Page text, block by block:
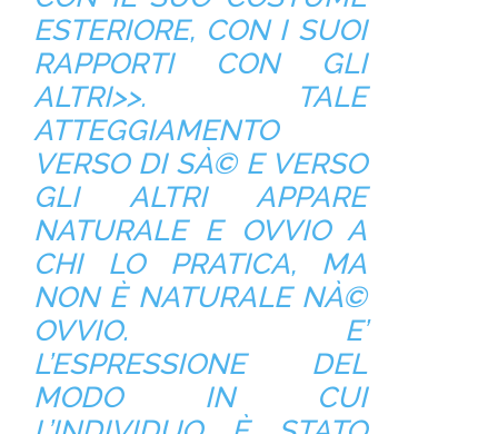
ESTERIORE, CON I SUOI
RAPPORTI CON GLI
ALTRI>>. TALE
ATTEGGIAMENTO
VERSO DI SÀ© E VERSO
GLI ALTRI APPARE
NATURALE E OVVIO A
CHI LO PRATICA, MA
NON È NATURALE NÀ©
OVVIO. E’
L’ESPRESSIONE DEL
MODO IN CUI